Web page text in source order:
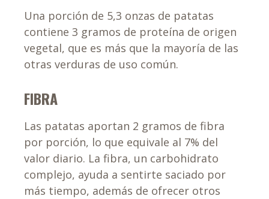
Una porción de 5,3 onzas de patatas
contiene 3 gramos de proteína de origen
vegetal, que es más que la mayoría de las
otras verduras de uso común.
FIBRA
Las patatas aportan 2 gramos de fibra
por porción, lo que equivale al 7% del
valor diario. La fibra, un carbohidrato
complejo, ayuda a sentirte saciado por
más tiempo, además de ofrecer otros